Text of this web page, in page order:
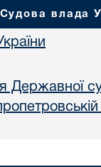
Судова влада
Державної